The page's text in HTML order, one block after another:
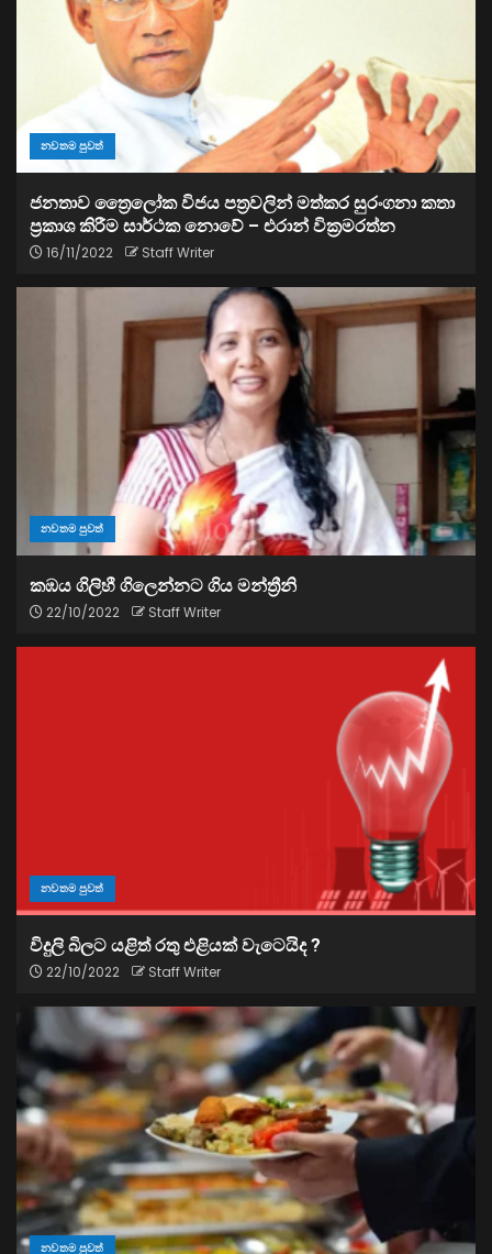
නවතම පුවත්
ජනතාව ත්‍රෛලෝක විජය පත්‍රවලින් මත්කර සුරංගනා කතා
ප්‍රකාශ කිරීම සාර්ථක නොවේ – එරාන් වික්‍රමරත්න
16/11/2022 Staff Writer
නවතම පුවත්
කඹය ගිලිහී ගිලෙන්නට ගිය මන්ත්‍රීනි
22/10/2022 Staff Writer
නවතම පුවත්
විදුලි බිලට යළිත් රතු එළියක් වැටෙයිද ?
22/10/2022 Staff Writer
නවතම පුවත්